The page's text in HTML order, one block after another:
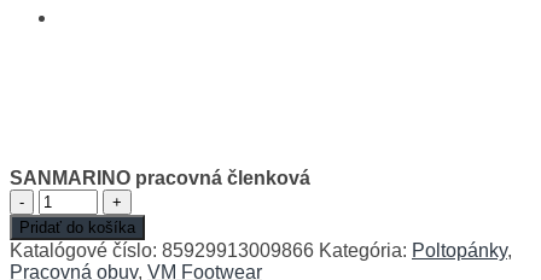
SANMARINO pracovná členková
množstvo
SANMARINO
pracovná
členková
Pridať do košíka
Katalógové číslo: 85929913009866 Kategória: Poltopánky,
Pracovná obuv, VM Footwear